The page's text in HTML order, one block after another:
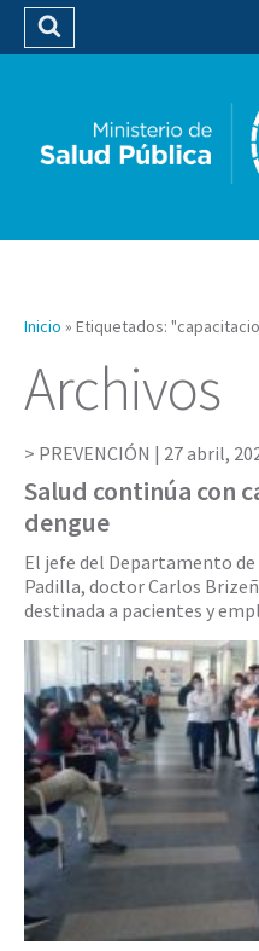
Buscar
Inicio » Etiquetados:
Archivos
PREVENCIÓN | 27 abril,
Salud continúa con
dengue
El jefe del Departamento
Padilla, doctor Carlos
destinada a pacientes y